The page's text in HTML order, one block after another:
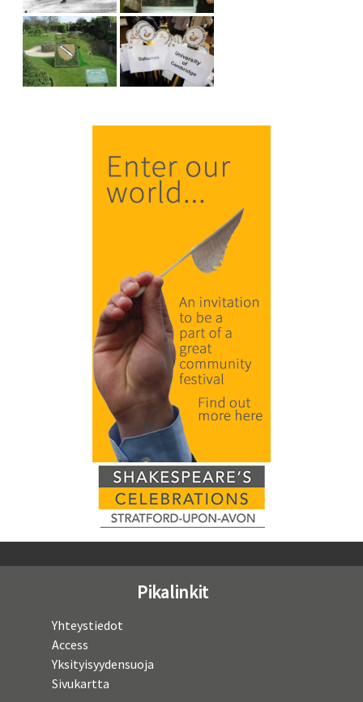
Pikalinkit
Yhteystiedot
Access
Yksityisyydensuoja
Sivukartta